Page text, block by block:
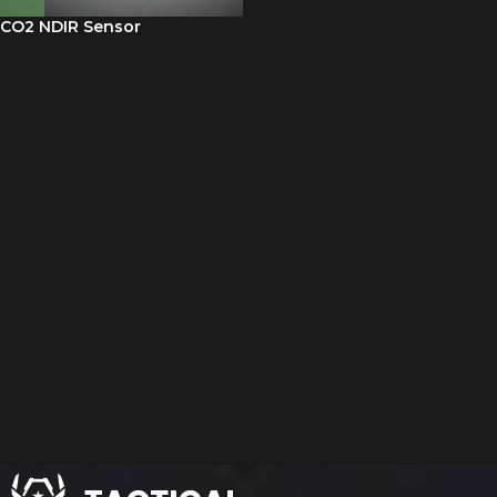
CO2 NDIR Sensor